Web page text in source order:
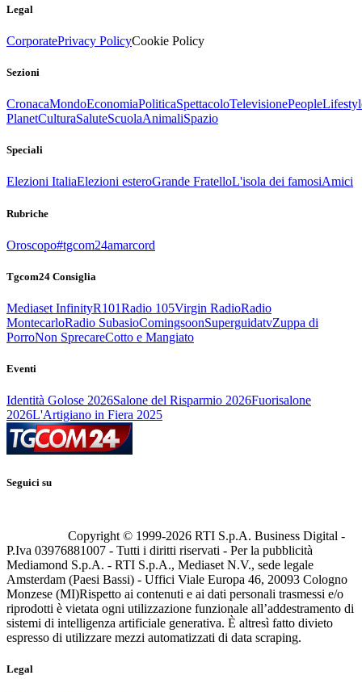
Legal
CorporatePrivacy PolicyCookie Policy
Sezioni
CronacaMondoEconomiaPoliticaSpettacoloTelevisionePeople
PlanetCulturaSaluteScuolaAnimaliSpazio
Speciali
Elezioni ItaliaElezioni esteroGrande FratelloL'isola dei famosiAmici
Rubriche
Oroscopo#tgcom24amarcord
Tgcom24 Consiglia
Mediaset InfinityR101Radio 105Virgin RadioRadio
MontecarloRadio SubasioComingsoonSuperguidatvZuppa di
PorroNon SprecareCotto e Mangiato
Eventi
Identità Golose 2026Salone del Risparmio 2026Fuorisalone
2026L'Artigiano in Fiera 2025
Seguici su
Copyright © 1999-2026 RTI S.p.A. Business Digital -
P.Iva 03976881007 - Tutti i diritti riservati - Per la pubblicità
Mediamond S.p.A. - RTI S.p.A., Mediaset N.V., sede legale
Amsterdam (Paesi Bassi) - Uffici Viale Europa 46, 20093 Cologno
Monzese (MI)Rispetto ai contenuti e ai dati personali trasmessi e/o
riprodotti è vietata ogni utilizzazione funzionale all’addestramento di
sistemi di intelligenza artificiale generativa. È altresì fatto divieto
espresso di utilizzare mezzi automatizzati di data scraping.
Legal